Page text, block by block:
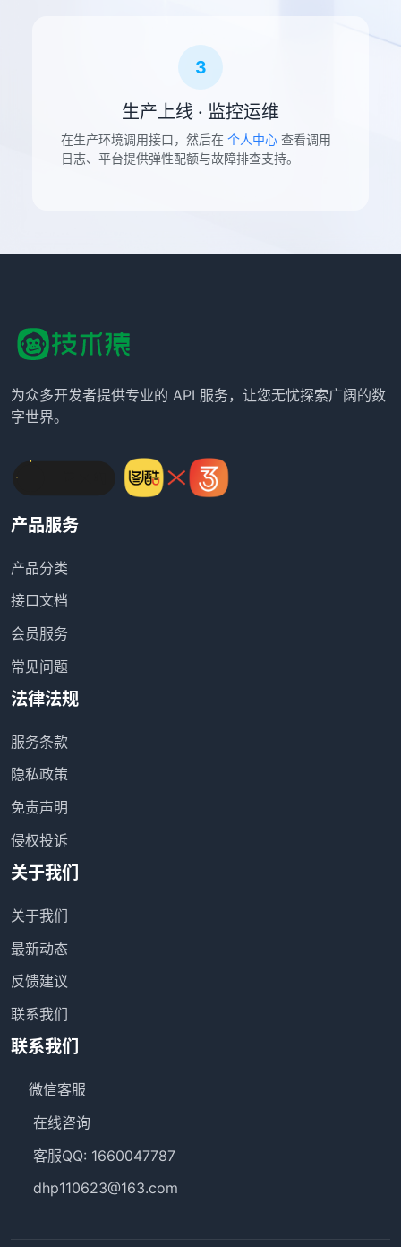
3
生产上线 · 监控运维
在生产环境调用接口，然后在 个人中心 查看调用
日志、平台提供弹性配额与故障排查支持。
为众多开发者提供专业的 API 服务，让您无忧探索广阔的数
字世界。
产品服务
产品分类
接口文档
会员服务
常见问题
法律法规
服务条款
隐私政策
免责声明
侵权投诉
关于我们
关于我们
最新动态
反馈建议
联系我们
联系我们
微信客服
在线咨询
客服QQ: 1660047787
dhp110623@163.com